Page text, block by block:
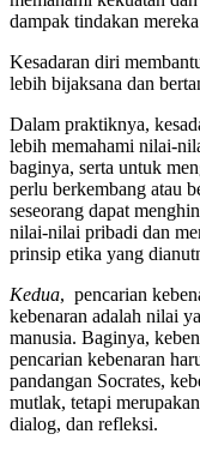
dampak tindakan
Kesadaran diri
lebih bijaksana dan
Dalam praktiknya,
lebih memahami nilai-
baginya, serta untuk
perlu berkembang atau
seseorang dapat
nilai-nilai pribadi dan
prinsip etika yang
Kedua, pencarian
kebenaran adalah nilai
manusia. Baginya,
pencarian kebenaran
pandangan Socrates,
mutlak, tetapi
dialog, dan refleksi.